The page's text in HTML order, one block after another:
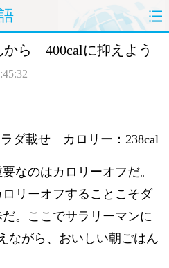
政治 経済
から 400calに抑えよう
ダ載せ カロリー：238cal
なのはカロリーオフだ。
リーオフすることこそダ
。ここでサラリーマンに
ながら、おいしい朝ごはん